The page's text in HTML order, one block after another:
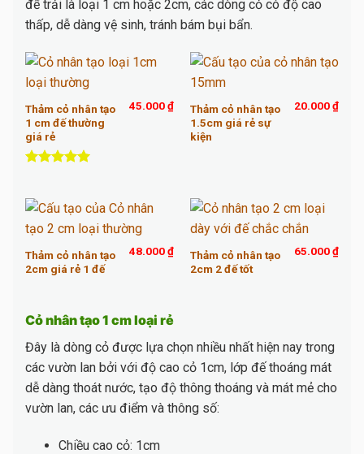
để trải là loại 1 cm hoặc 2cm, các dòng cỏ có độ cao
thấp, dễ dàng vệ sinh, tránh bám bụi bẩn.
Thảm cỏ nhân tạo
1 cm đế thường
giá rẻ
5 sao
45.000₫
Thảm cỏ nhân tạo
1.5cm giá rẻ sự
kiện
20.000₫
Thảm cỏ nhân tạo
2cm giá rẻ 1 đế
48.000₫
Thảm cỏ nhân tạo
2cm 2 đế tốt
65.000₫
Cỏ nhân tạo 1 cm loại rẻ
Đây là dòng cỏ được lựa chọn nhiều nhất hiện nay trong
các vườn lan bởi với độ cao cỏ 1cm, lớp đế thoáng mát
dễ dàng thoát nước, tạo độ thông thoáng và mát mẻ cho
vườn lan, các ưu điểm và thông số:
Chiều cao cỏ: 1cm